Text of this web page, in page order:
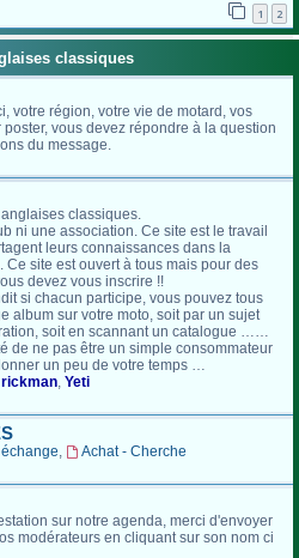
1 2
classiques
votre région, votre vie de motard, vos
poster, vous devez répondre à la question
du message.
classiques.
ni une association. Ce site est le travail
leurs connaissances dans la
site est ouvert à tous mais pour des
devez vous inscrire !!
si chacun participe, vous pouvez tous
album sur votre moto, soit par un sujet
soit en scannant un catalogue ……
de ne pas être un simple consommateur
un peu de votre temps …
rickman, Yeti
,
Achat - Cherche
sur notre agenda, merci d'envoyer
modérateurs en cliquant sur son nom ci